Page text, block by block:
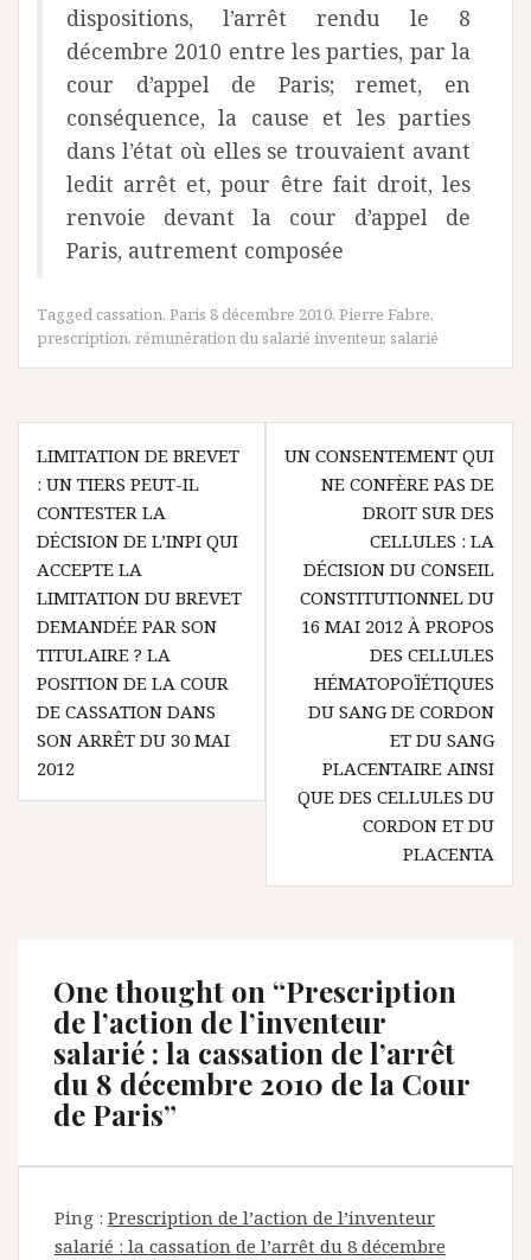
dispositions, l’arrêt rendu le 8
décembre 2010 entre les parties, par la
cour d’appel de Paris; remet, en
conséquence, la cause et les parties
dans l’état où elles se trouvaient avant
ledit arrêt et, pour être fait droit, les
renvoie devant la cour d’appel de
Paris, autrement composée
Tagged cassation, Paris 8 décembre 2010, Pierre Fabre,
prescription, rémunération du salarié inventeur, salarié
Navigation
de
l’article
LIMITATION DE BREVET
: UN TIERS PEUT-IL
CONTESTER LA
DÉCISION DE L’INPI QUI
ACCEPTE LA
LIMITATION DU BREVET
DEMANDÉE PAR SON
TITULAIRE ? LA
POSITION DE LA COUR
DE CASSATION DANS
SON ARRÊT DU 30 MAI
2012
UN CONSENTEMENT QUI
NE CONFÈRE PAS DE
DROIT SUR DES
CELLULES : LA
DÉCISION DU CONSEIL
CONSTITUTIONNEL DU
16 MAI 2012 À PROPOS
DES CELLULES
HÉMATOPOÏÉTIQUES
DU SANG DE CORDON
ET DU SANG
PLACENTAIRE AINSI
QUE DES CELLULES DU
CORDON ET DU
PLACENTA
One thought on “Prescription
de l’action de l’inventeur
salarié : la cassation de l’arrêt
du 8 décembre 2010 de la Cour
de Paris”
Ping : Prescription de l’action de l’inventeur
salarié : la cassation de l’arrêt du 8 décembre